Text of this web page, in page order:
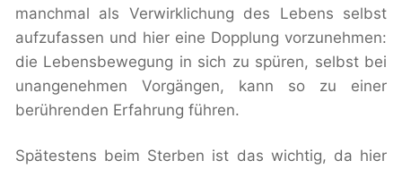
manchmal als Verwirklichung des Lebens selbst
aufzufassen und hier eine Dopplung vorzunehmen:
die Lebensbewegung in sich zu spüren, selbst bei
unangenehmen Vorgängen, kann so zu einer
berührenden Erfahrung führen.
Spätestens beim Sterben ist das wichtig, da hier